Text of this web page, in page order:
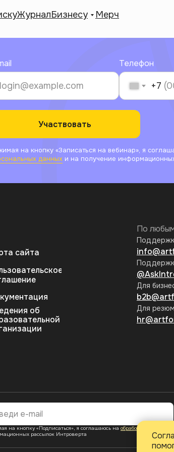
ЖурналБизнесу Мерч
Телефон
+7
Участвовать
на кнопку «Записаться на вебинар», я
данных и на получение
По
Для
Для
на кнопку «Подписаться», я соглашаюсь на обработку
рассылок Интроверта
сайта
об